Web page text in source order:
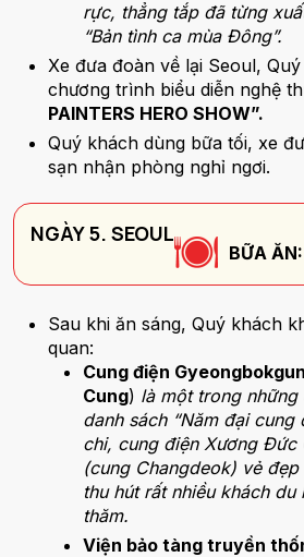
rực, thẳng tắp đã từng
“Bản tình ca mùa Đông”.
Xe đưa đoàn về lại Seoul,
chương trình biểu diễn nghệ
PAINTERS HERO SHOW”.
Quý khách dùng bữa tối, xe
sạn nhận phòng nghỉ ngơi.
NGÀY 5. SEOUL
BỮA ĂN:
Sau khi ăn sáng, Quý khách
quan:
Cung điện
Cung) là một trong
danh sách “Năm đại cung
chi, cung điện Xương Đức
(cung Changdeok) vẻ
thu hút rất nhiều khách du
thăm.
Viện bảo tàng truyền